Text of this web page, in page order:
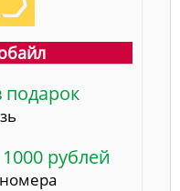
подарок
рублей